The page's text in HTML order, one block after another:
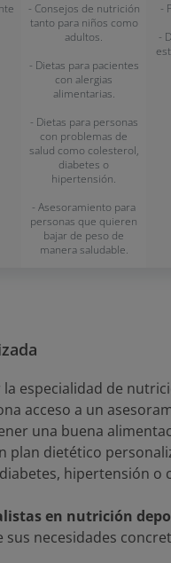
- Consejos de nutrición
tanto para niños como
adultos.
- Dietas para pacientes
con alergias
alimentarias.
- Dietas para personas
con problemas de
salud como colesterol,
diabetes o
hipertensión.
- Asesoramiento para
personas que quieren
bajar de peso de
manera saludable.
-
-
especialidad de
acceso a un
una buena
plan dietético
hipertensión o
en nutrición
necesidades